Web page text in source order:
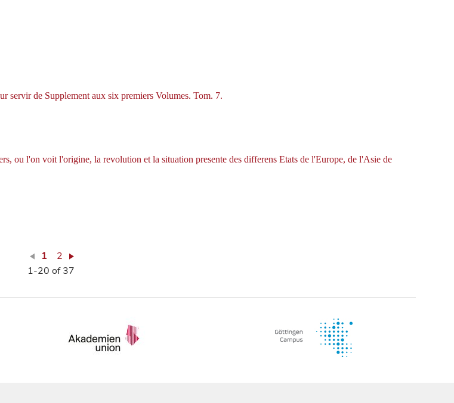
servir de Supplement aux six premiers Volumes. Tom. 7.
ou l'on voit l'origine, la revolution et la situation presente des differens Etats de l'Europe, de l'Asie de
1
2
1-20 of 37